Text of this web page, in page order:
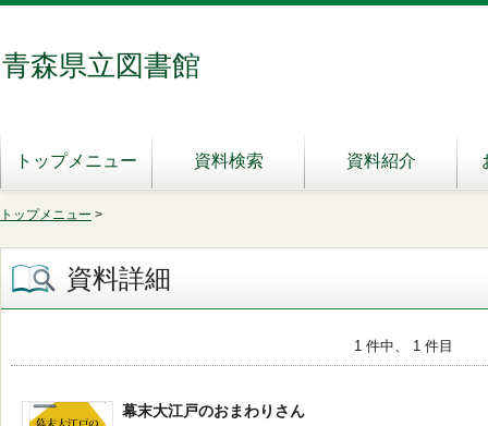
青森県立図書館
トップメニュー 資料検索 資料紹介
トップメニュー >
資料詳細
1 件中、 1 件目
幕末大江戸のおまわりさん